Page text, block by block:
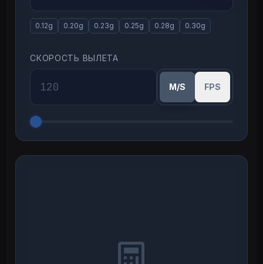
0.12g 0.20g 0.23g 0.25g 0.28g 0.30g
СКОРОСТЬ ВЫЛЕТА
M/S FPS